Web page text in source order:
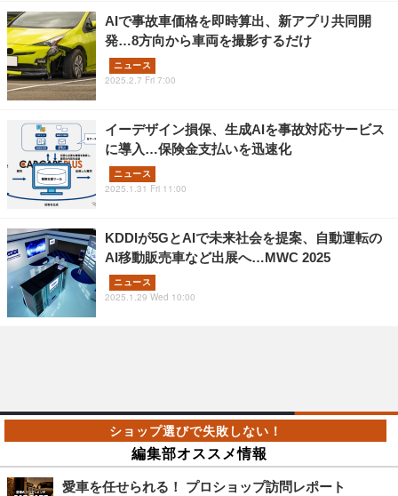
AIで事故車価格を即時算出、新アプリ共同開
発…8方向から車両を撮影するだけ
ニュース
2025.2.7 Fri 7:00
イーデザイン損保、生成AIを事故対応サービス
に導入…保険金支払いを迅速化
ニュース
2025.1.31 Fri 11:00
KDDIが5GとAIで未来社会を提案、自動運転の
AI移動販売車など出展へ…MWC 2025
ニュース
2025.1.29 Wed 10:00
編集部オススメ情報
愛車を任せられる！ プロショップ訪問レポート